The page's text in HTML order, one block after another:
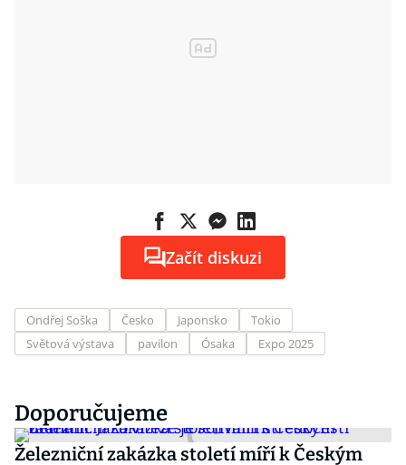
Začít diskuzi
Ondřej Soška Česko Japonsko
Tokio
Světová výstava
pavilon Ósaka Expo 2025
Doporučujeme
Železniční zakázka století míří k Českým